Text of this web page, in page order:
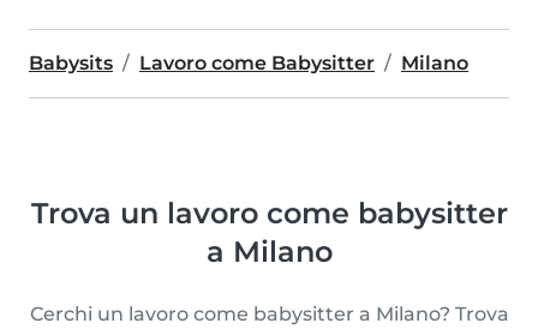
Babysits Lavoro come Babysitter Milano
Trova un lavoro come babysitter
a Milano
Cerchi un lavoro come babysitter a Milano? Trova